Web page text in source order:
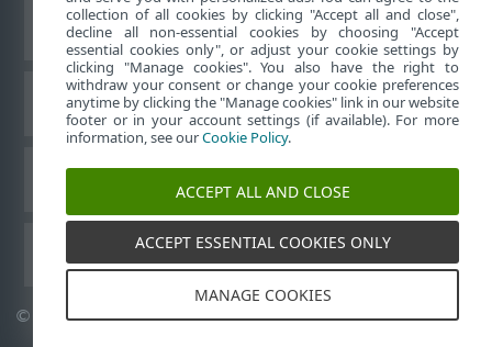
Fórum ESET
Suporte regional
Outros produtos ESET
© 1992-2026ESET, spol. s r.o. - Todos os direitos reservados.
collection of all cookies by clicking "Accept all and close",
decline all non-essential cookies by choosing "Accept
essential cookies only", or adjust your cookie settings by
clicking "Manage cookies". You also have the right to
withdraw your consent or change your cookie preferences
anytime by clicking the "Manage cookies" link in our website
footer or in your account settings (if available). For more
information, see ourCookie Policy.
ACCEPT ALL AND CLOSE
ACCEPT ESSENTIAL COOKIES ONLY
MANAGE COOKIES